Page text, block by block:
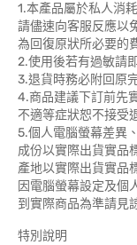
1.本產品屬於私人消
請儘速向客服反應以
為回復原狀所必要的
2.使用後若有過敏請
3.退貨時務必附回原
4.商品建議下訂前先
不適等症狀恕不接受
5.個人電腦螢幕差異
成份以實際出貨實品
產地以實際出貨實品
因電腦螢幕設定及個
到實際商品為準請見
特別說明